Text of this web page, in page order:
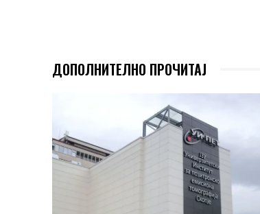
ДОПОЛНИТЕЛНО ПРОЧИТАЈ